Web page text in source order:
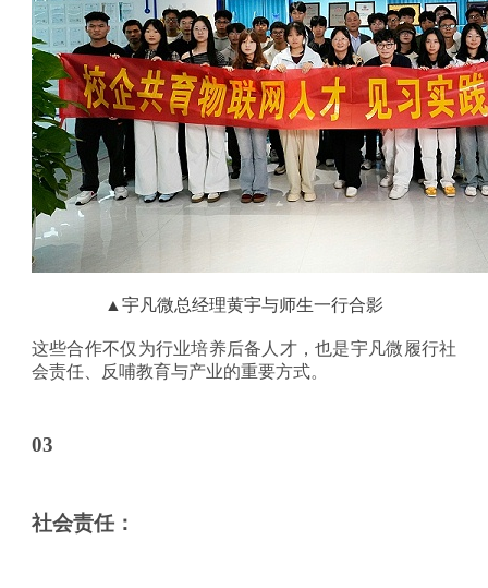
▲宇凡微总经理黄宇与师生一行合影
这些合作不仅为行业培养后备人才，也是宇凡微履行社
会责任、反哺教育与产业的重要方式。
03
社会责任：